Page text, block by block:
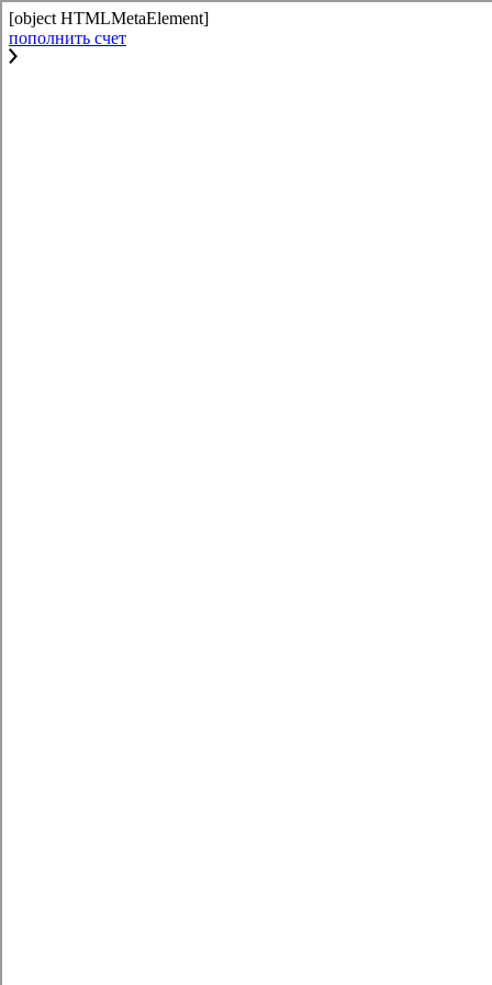
[object HTMLMetaElement]
пополнить счет